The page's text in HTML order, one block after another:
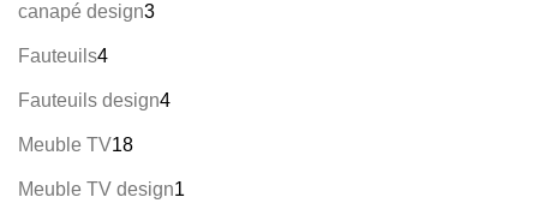
canapé design3
Fauteuils4
Fauteuils design4
Meuble TV18
Meuble TV design1